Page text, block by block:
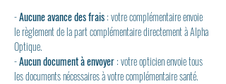
- Aucune avance des frais : votre complémentaire envoie
le règlement de la part complémentaire directement à Alpha
Optique.
- Aucun document à envoyer : votre opticien envoie tous
les documents nécessaires à votre complémentaire santé.